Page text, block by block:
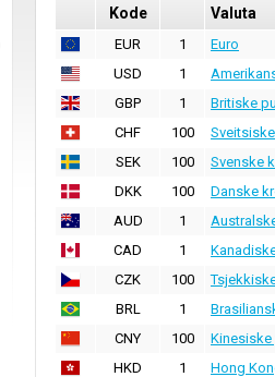
Kode Valuta
EUR 1 Euro
USD
1
GBP
1 Britiske
CHF
100
SEK
100 Svenske
DKK
100 Danske
AUD
1
CAD
1
CZK
100
BRL
1
CNY
100 Kinesiske
HKD
1 Hong